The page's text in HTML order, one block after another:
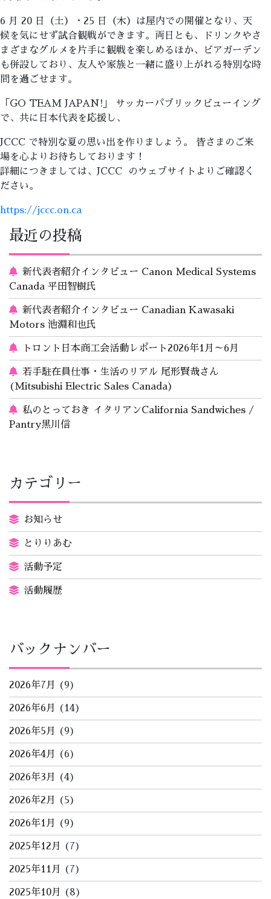
6 月 20 日（土）・25 日（木）は屋内での開催となり、天
候を気にせず試合観戦ができます。両日とも、ドリンクやさ
まざまなグルメを片手に観戦を楽しめるほか、ビアガーデン
も併設しており、友人や家族と一緒に盛り上がれる特別な時
間を過ごせます。
「GO TEAM JAPAN!」 サッカーパブリックビューイング
で、共に日本代表を応援し、
JCCC で特別な夏の思い出を作りましょう。 皆さまのご来
場を心よりお待ちしております！
詳細につきましては、JCCC のウェブサイトよりご確認く
ださい。
https://jccc.on.ca
最近の投稿
新代表者紹介インタビュー Canon Medical Systems
Canada 平田智樹氏
新代表者紹介インタビュー Canadian Kawasaki
Motors 池淵和也氏
トロント日本商工会活動レポート2026年1月～6月
若手駐在員仕事・生活のリアル 尾形賢哉さん
(Mitsubishi Electric Sales Canada)
私のとっておき イタリアンCalifornia Sandwiches /
Pantry黒川信
カテゴリー
お知らせ
とりりあむ
活動予定
活動履歴
バックナンバー
2026年7月 (9)
2026年6月 (14)
2026年5月 (9)
2026年4月 (6)
2026年3月 (4)
2026年2月 (5)
2026年1月 (9)
2025年12月 (7)
2025年11月 (7)
2025年10月 (8)